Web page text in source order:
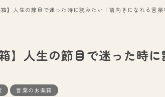
箱】人生の節目で迷った時に読みたい！前向きになれる言
箱】人生の節目で迷った時
言葉のお薬箱